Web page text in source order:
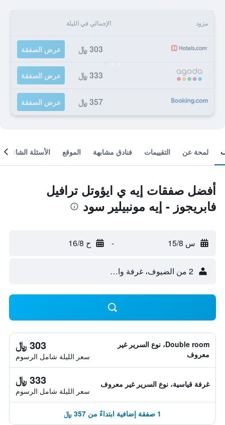
مزود الإجمالي في الليلة
303 ﷼ عرض الصفقة
333 ﷼ عرض الصفقة
357 ﷼ عرض الصفقة
لمحة عن التقييمات فنادق مشابهة الموقع الأسئلة الشائعة
أفضل صفقات إيه ي ايؤوتل ترافيل
فابريجوز - إيه مونبيلير سود
س 15/8 - ح 16/8
2 من الضيوف، غرفة واحدة
Double room، نوع السرير غير
معروف
303 ﷼
سعر الليلة شامل الرسوم
غرفة قياسية، نوع السرير غير معروف 333 ﷼
سعر الليلة شامل الرسوم
1 صفقة إضافية ابتداءً من 357 ﷼